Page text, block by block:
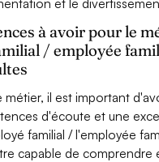
à avoir pour le
/ employée
métier, il est important
d'écoute et une
familial / l'employée
capable de comprendre